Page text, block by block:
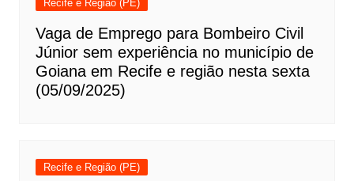
Recife e Região (PE)
Vaga de Emprego para Bombeiro Civil
Júnior sem experiência no município de
Goiana em Recife e região nesta sexta
(05/09/2025)
Recife e Região (PE)